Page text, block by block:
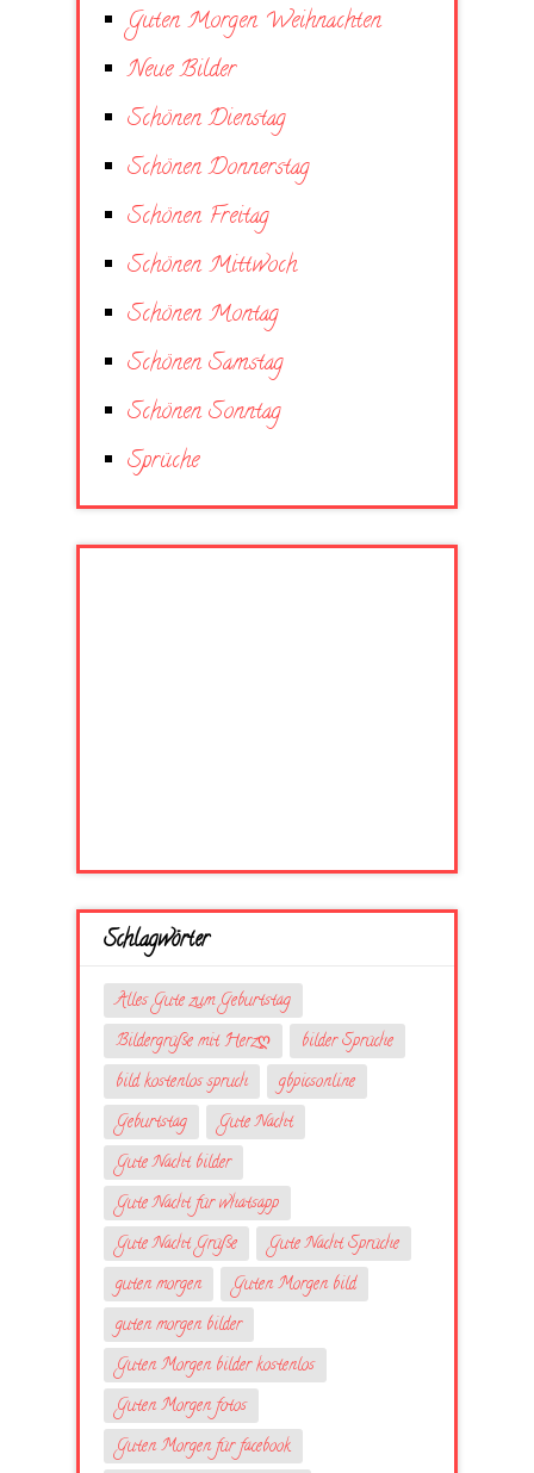
Guten Morgen Weihnachten
Neue Bilder
Schönen Dienstag
Schönen Donnerstag
Schönen Freitag
Schönen Mittwoch
Schönen Montag
Schönen Samstag
Schönen Sonntag
Sprüche
Schlagwörter
Alles Gute zum Geburtstag
Bildergrüße mit Herzღ
bilder Sprüche
bild kostenlos spruch
gbpicsonline
Geburtstag
Gute Nacht
Gute Nacht bilder
Gute Nacht für whatsapp
Gute Nacht Grüße
Gute Nacht Sprüche
guten morgen
Guten Morgen bild
guten morgen bilder
Guten Morgen bilder kostenlos
Guten Morgen fotos
Guten Morgen für facebook